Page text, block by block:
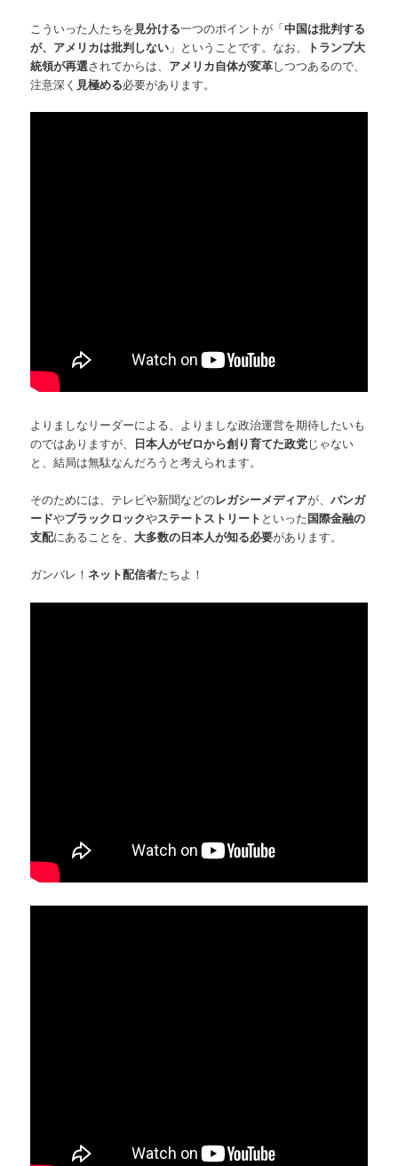
こういった人たちを見分ける一つのポイントが「中国は批判する
が、アメリカは批判しない 」ということです。なお、
トランプ大
統領が再選されてからは、 アメリカ自体が変革しつつあるので、
注意深く 見極める必要があります。
よりましなリーダーによる、よりましな政治運営を期待したいも
のではありますが、
日本人がゼロから創り育てた政党じゃない
と、結局は無駄なんだろうと考えられます。
そのためには、テレビや新聞などのレガシーメディアが、バンガ
ードやブラックロックやステートストリート といった国際金融の
支配にあることを、 大多数の日本人が知る必要があります。
ガンバレ！ネット配信者たちよ！